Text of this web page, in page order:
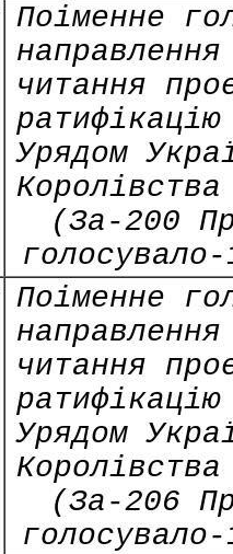
Поіменне
читання
Урядом
(За-200
Поіменне
читання
Урядом
(За-206